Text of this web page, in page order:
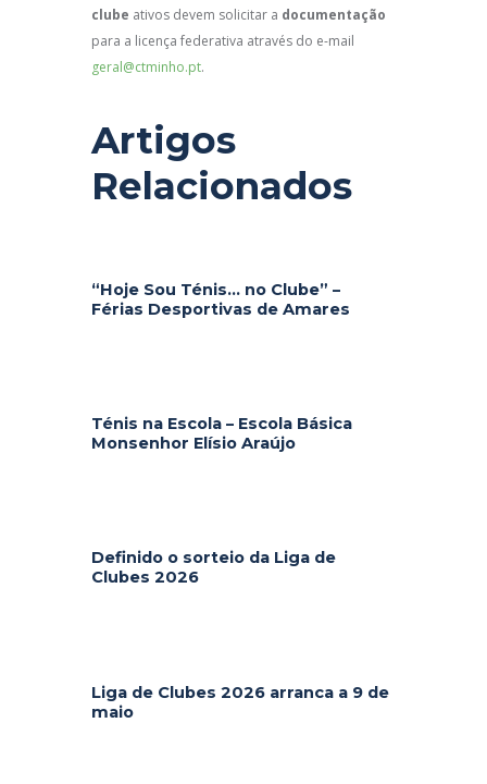
clube ativos devem solicitar a documentação
para a licença federativa através do e-mail
geral@ctminho.pt.
Artigos
Relacionados
“Hoje Sou Ténis… no Clube” –
Férias Desportivas de Amares
Ténis na Escola – Escola Básica
Monsenhor Elísio Araújo
Definido o sorteio da Liga de
Clubes 2026
Liga de Clubes 2026 arranca a 9 de
maio